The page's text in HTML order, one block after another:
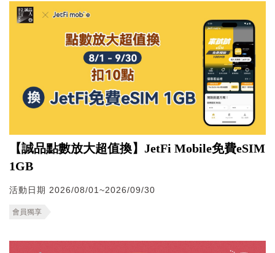
【誠品點數放大超值換】JetFi Mobile免費eSIM
1GB
活動日期 2026/08/01~2026/09/30
會員獨享